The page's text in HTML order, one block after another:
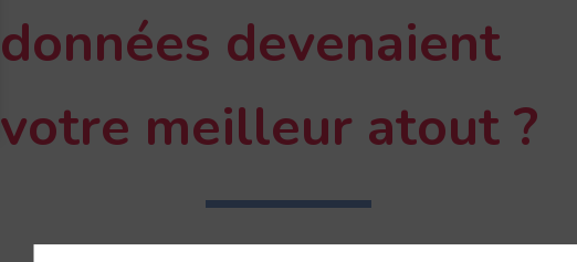
données devenaient
votre meilleur atout ?